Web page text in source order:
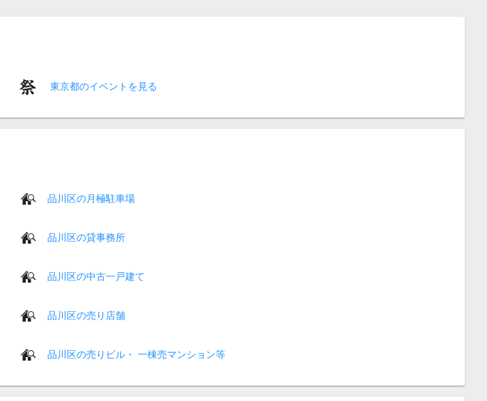
東京都のイベントを見る
品川区の月極駐車場
品川区の貸事務所
品川区の中古一戸建て
品川区の売り店舗
品川区の売りビル・ 一棟売マンション等